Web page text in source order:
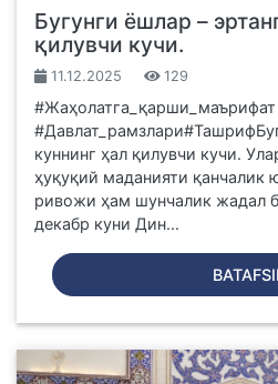
Бугунги ёшлар –
қилувчи кучи.
11.12.2025 129
#Жаҳолатга_қарши_маърифат
куннинг ҳал қилувчи кучи.
ҳуқуқий маданияти қанчалик
ривожи ҳам шунчалик жадал
декабр куни Дин...